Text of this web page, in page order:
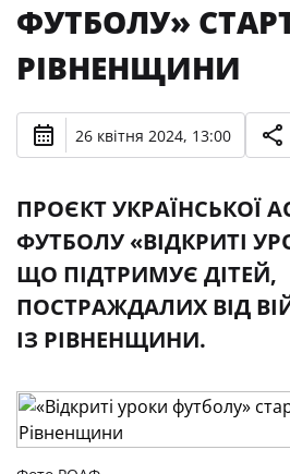
ФУТБОЛУ»
РІВНЕНЩИНИ
26 квітня 2024, 13:00
ПРОЄКТ УКРАЇНСЬКОЇ
ФУТБОЛУ «ВІДКРИТІ
ЩО ПІДТРИМУЄ ДІТЕЙ,
ПОСТРАЖДАЛИХ ВІД
ІЗ РІВНЕНЩИНИ.